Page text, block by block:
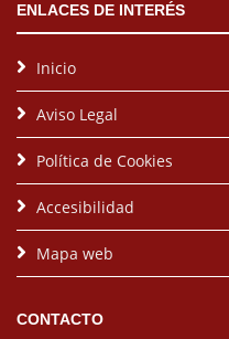
ENLACES DE INTERÉS
Inicio
Aviso Legal
Política de Cookies
Accesibilidad
Mapa web
CONTACTO